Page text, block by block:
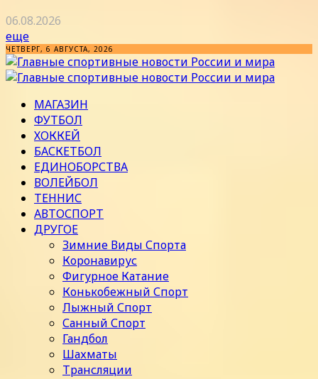
06.08.2026
еще
ЧЕТВЕРГ, 6 АВГУСТА, 2026
МАГАЗИН
ФУТБОЛ
ХОККЕЙ
БАСКЕТБОЛ
ЕДИНОБОРСТВА
ВОЛЕЙБОЛ
ТЕННИС
АВТОСПОРТ
ДРУГОЕ
Зимние Виды Спорта
Коронавирус
Фигурное Катание
Конькобежный Спорт
Лыжный Спорт
Санный Спорт
Гандбол
Шахматы
Трансляции